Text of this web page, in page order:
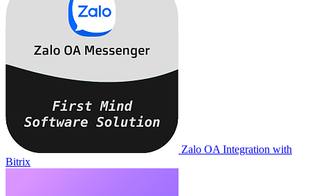
Zalo OA Integration with
Bitrix